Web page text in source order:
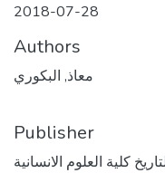
2018-07-28
Authors
معاذ, البكوري
Publisher
كلية العلوم الانسانية